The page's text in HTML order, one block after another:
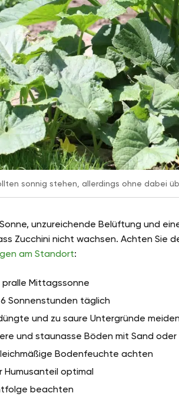
sonnig stehen, allerdings ohne dabei
unzureichende Belüftung und
Zucchini nicht wachsen. Achten Sie
am Standort:
pralle Mittagssonne
Sonnenstunden täglich
und zu saure Untergründe meiden
und staunasse Böden mit Sand
Bodenfeuchte achten
Humusanteil optimal
beachten